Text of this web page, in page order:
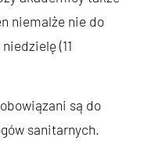
niemalże nie do
(11
są do
sanitarnych.